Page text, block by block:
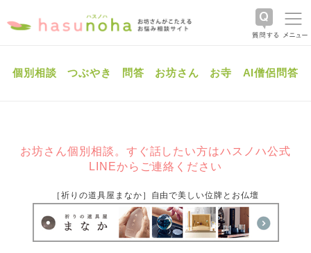
個別相談 つぶやき 問答 お坊さん お寺 AI僧侶問答
お坊さん個別相談。すぐ話したい方はハスノハ公式
LINEからご連絡ください
［祈りの道具屋まなか］自由で美しい位牌とお仏壇